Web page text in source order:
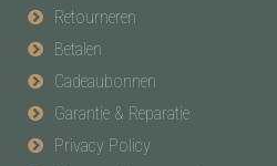
Retourneren
Betalen
Cadeaubonnen
Garantie & Reparatie
Privacy Policy